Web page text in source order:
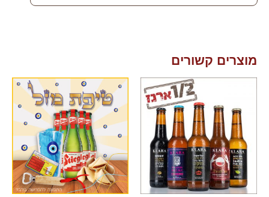
מוצרים קשורים